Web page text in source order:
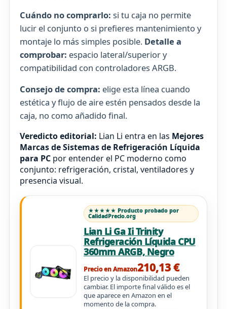
Cuándo no comprarlo: si tu caja no permite
lucir el conjunto o si prefieres mantenimiento y
montaje lo más simples posible. Detalle a
comprobar: espacio lateral/superior y
compatibilidad con controladores ARGB.
Consejo de compra: elige esta línea cuando
estética y flujo de aire estén pensados desde la
caja, no como añadido final.
Veredicto editorial: Lian Li entra en las Mejores
Marcas de Sistemas de Refrigeración Líquida
para PC por entender el PC moderno como
conjunto: refrigeración, cristal, ventiladores y
presencia visual.
★★★★★ Producto probado por
CalidadPrecio.org
Lian Li Ga Ii Trinity
Refrigeración Líquida CPU
360mm ARGB, Negro
Precio en Amazon210,13 €
El precio y la disponibilidad pueden
cambiar. El importe final válido es el
que aparece en Amazon en el
momento de la compra.